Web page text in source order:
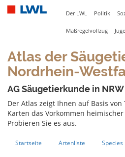
Der LWL Politik
Maßregelvollzug
Atlas der
Nordrhein-
AG Säugetierkunde in NRW
Der Atlas zeigt Ihnen auf Basis
Karten das Vorkommen
Probieren Sie es aus.
Startseite Artenliste Species